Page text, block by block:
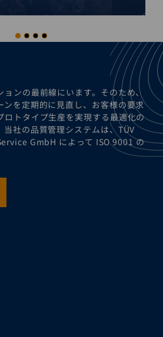
ンの最前線にいます。そのため、
ンを定期的に見直し、お客様の要求
ロトタイプ生産を実現する最適化の
当社の品質管理システムは、TÜV
GmbH によって ISO 9001 の